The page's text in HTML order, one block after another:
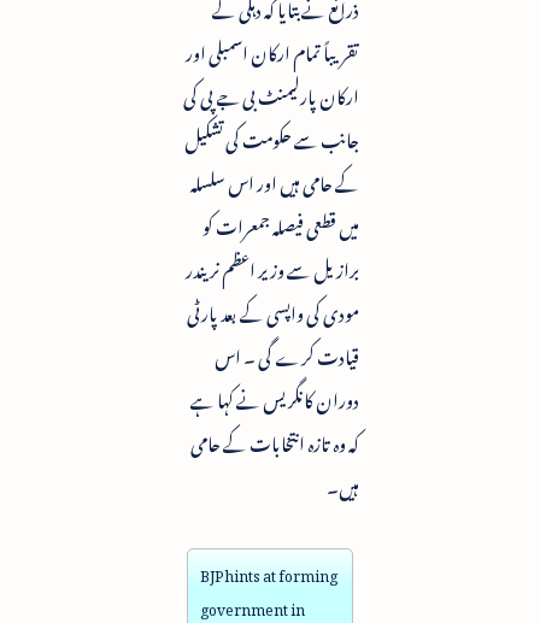
تقریباً تمام ارکان اسمبلی اور
ارکان پارلیمنٹ بی جے پی کی
جانب سے حکومت کی تشکیل
کے حامی ہیں اور اس سلسلہ
میں قطعی فیصلہ جمعرات کو
برازیل سے وزیر اعظم نریندر
مودی کی واپسی کے بعد پارٹی
قیادت کرے گی ۔ اس
دوران کانگریس نے کہا ہے
کہ وہ تازہ انتخابات کے حامی
ہیں۔
BJP hints at forming
government in